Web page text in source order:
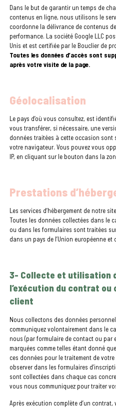
Dans le but de garantir un temps de
contenus en ligne, nous utilisons le
coordonne la délivrance de contenus
performance. La société Google LLC
Unis et est certifiée par le Bouclier de
Toutes les données d’accès sont
après votre visite de la page.
Géolocalisation
Le pays d’où vous consultez, est
vous transférer, si nécessaire, une
données traitées à cette occasion sont
votre navigateur. Vous pouvez vous
IP, en cliquant sur le bouton dans la
Prestations
Les services d’hébergement de notre
Toutes les données collectées dans le
ou dans les formulaires sont traitées
dans un pays de l’Union européenne et
3- Collecte et utilisation
l’exécution du contrat ou
client
Nous collectons des données
communiquez volontairement dans le
nous (par formulaire de contact ou par
marquées comme telles étant donné
ces données pour le traitement de
observer dans les formulaires
sont collectées dans chaque cas
vous nous communiquez pour traiter
Après exécution complète d’un